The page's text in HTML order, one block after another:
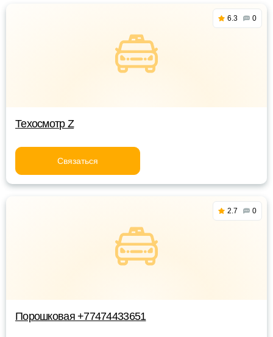
6.3 0
Техосмотр Z
Связаться
2.7 0
Порошковая +77474433651